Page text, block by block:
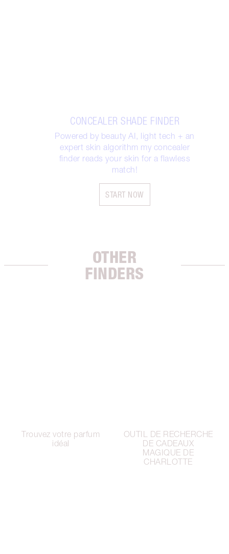
CONCEALER SHADE FINDER
Powered by beauty AI, light tech + an
expert skin algorithm my concealer
finder reads your skin for a flawless
match!
START NOW
OTHER
FINDERS
Trouvez votre parfum
idéal
OUTIL DE RECHERCHE
DE CADEAUX
MAGIQUE DE
CHARLOTTE